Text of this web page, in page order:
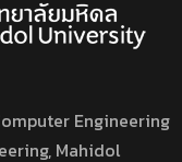
Engineering
Mahidol